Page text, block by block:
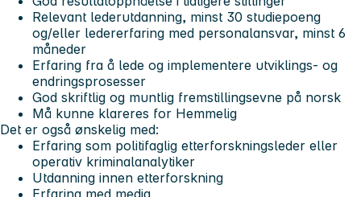
Relevant lederutdanning, minst 30 studiepoeng
og/eller ledererfaring med personalansvar, minst 6
måneder
Erfaring fra å lede og implementere utviklings- og
endringsprosesser
God skriftlig og muntlig fremstillingsevne på norsk
Må kunne klareres for Hemmelig
Det er også ønskelig med:
Erfaring som politifaglig etterforskningsleder eller
operativ kriminalanalytiker
Utdanning innen etterforskning
Erfaring med media